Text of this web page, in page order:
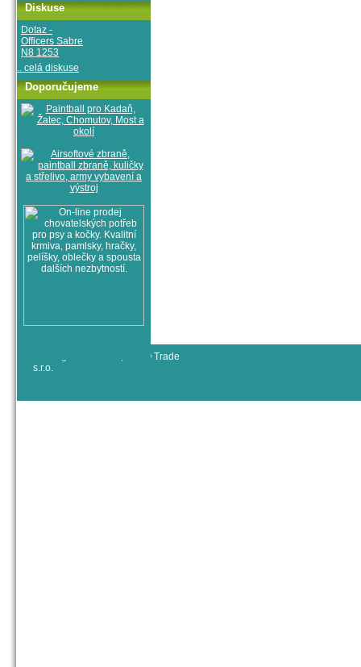
Diskuse
Dotaz -
Officers Sabre
N8 1253
.. celá diskuse
Doporučujeme
© All rights reserved, RYJO Trade
s.r.o.